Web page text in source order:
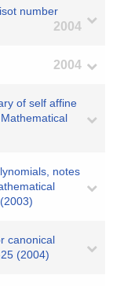
number
2004
2004
of self affine
notes
canonical
(2004)